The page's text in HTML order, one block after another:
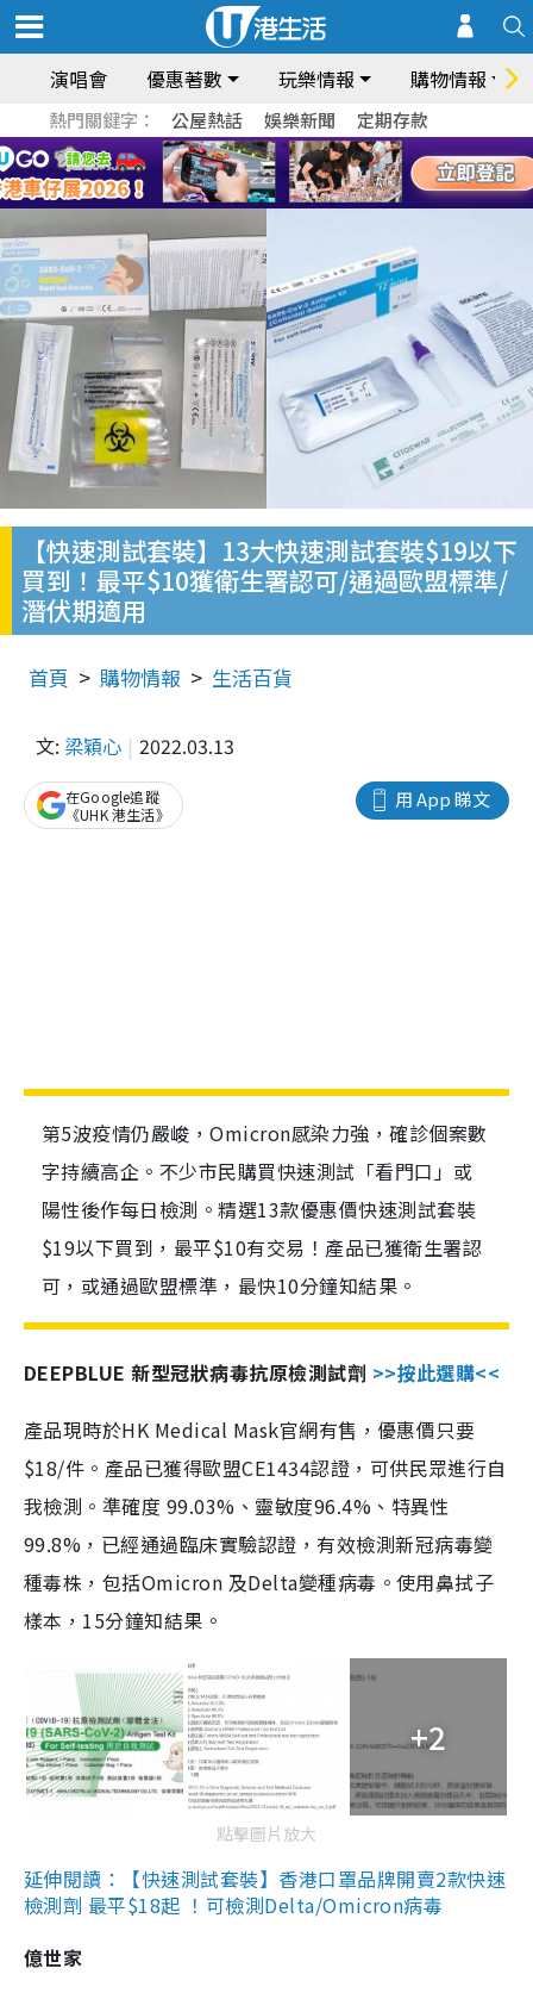
演唱會 優惠著數 玩樂情報 購物情報
熱門關鍵字： 公屋熱話 娛樂新聞 定期存款
【快速測試套裝】13大快速測試套裝$19以下
買到！最平$10獲衛生署認可/通過歐盟標準/
潛伏期適用
首頁 購物情報 生活百貨
文: 梁穎心 2022.03.13
用 App 睇文
在Google追蹤
《UHK 港生活》
第5波疫情仍嚴峻，Omicron感染力強，確診個案數
字持續高企。不少市民購買快速測試「看門口」或
陽性後作每日檢測。精選13款優惠價快速測試套裝
$19以下買到，最平$10有交易！產品已獲衛生署認
可，或通過歐盟標準，最快10分鐘知結果。
DEEPBLUE 新型冠狀病毒抗原檢測試劑 >>按此選購<<
產品現時於HK Medical Mask官網有售，優惠價只要
$18/件。產品已獲得歐盟CE1434認證，可供民眾進行自
我檢測。準確度 99.03%、靈敏度96.4%、特異性
99.8%，已經通過臨床實驗認證，有效檢測新冠病毒變
種毒株，包括Omicron 及Delta變種病毒。使用鼻拭子
樣本，15分鐘知結果。
+2
點擊圖片放大
延伸閱讀：【快速測試套裝】香港口罩品牌開賣2款快速
檢測劑 最平$18起 ！可檢測Delta/Omicron病毒
億世家